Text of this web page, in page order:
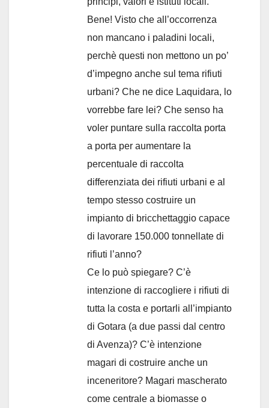
Bene! Visto che all’occorrenza
non mancano i paladini locali,
perchè questi non mettono un po’
d’impegno anche sul tema rifiuti
urbani? Che ne dice Laquidara, lo
vorrebbe fare lei? Che senso ha
voler puntare sulla raccolta porta
a porta per aumentare la
percentuale di raccolta
differenziata dei rifiuti urbani e al
tempo stesso costruire un
impianto di bricchettaggio capace
di lavorare 150.000 tonnellate di
rifiuti l’anno?
Ce lo può spiegare? C’è
intenzione di raccogliere i rifiuti di
tutta la costa e portarli all’impianto
di Gotara (a due passi dal centro
di Avenza)? C’è intenzione
magari di costruire anche un
inceneritore? Magari mascherato
come centrale a biomasse o